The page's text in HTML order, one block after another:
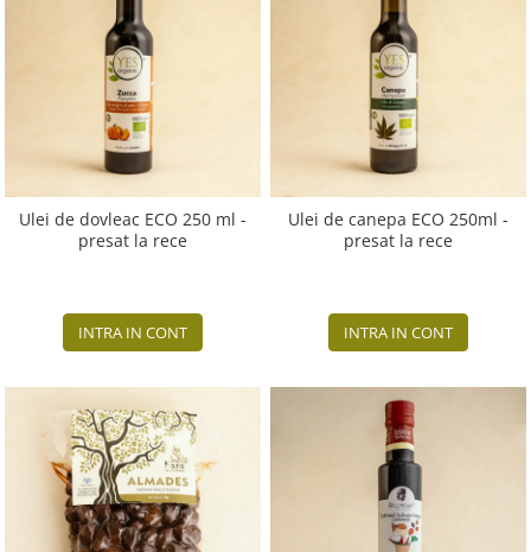
Ulei de dovleac ECO 250 ml -
presat la rece
INTRA IN CONT
Ulei de canepa ECO 250ml -
presat la rece
INTRA IN CONT